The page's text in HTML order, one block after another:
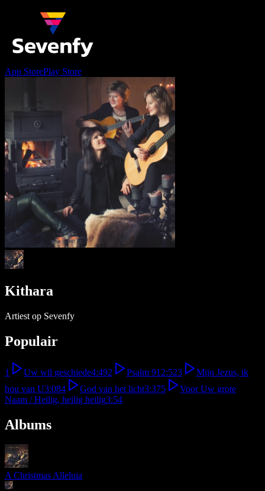
App StorePlay Store
Kithara
Artiest op Sevenfy
Populair
1 Uw wil geschiede4:492 Psalm 91 2:523
Mijn Jezus, ik
hou van U3:084 God van het licht3:375
Voor Uw grote
Naam / Heilig, heilig heilig3:54
Albums
A Christmas Alleluia